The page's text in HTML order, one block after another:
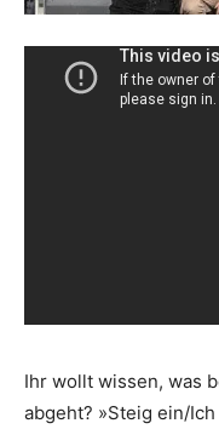
Ihr wollt wissen, was
abgeht? »Steig ein/